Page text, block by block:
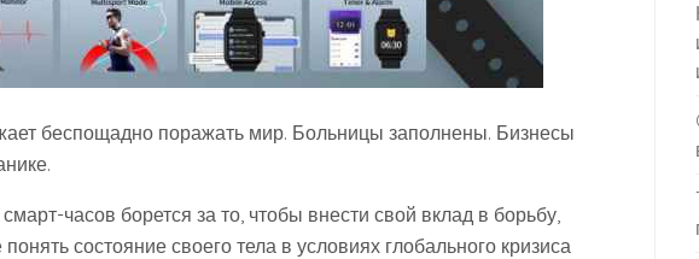
беспощадно поражать мир. Больницы заполнены. Бизнесы
смарт-часов борется за то, чтобы внести свой вклад в борьбу,
состояние своего тела в условиях глобального кризиса